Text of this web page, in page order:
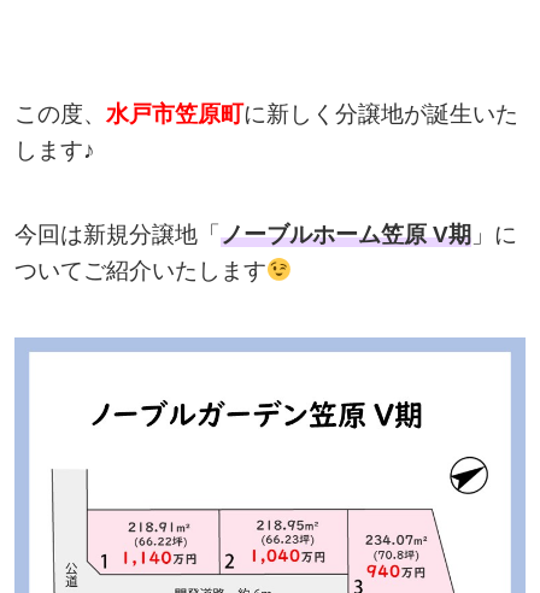
この度、 水戸市笠原町に新しく分譲地が誕生いた
します♪
今回は新規分譲地「ノーブルホーム笠原 V期」に
ついてご紹介いたします